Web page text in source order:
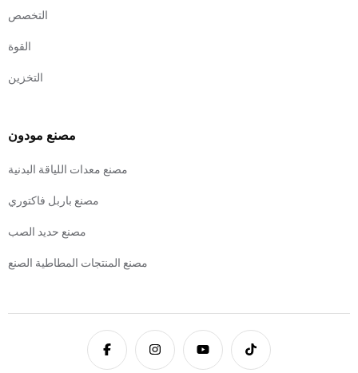
التخصص
القوة
التخزين
مصنع مودون
مصنع معدات اللياقة البدنية
مصنع باربل فاكتوري
مصنع حديد الصب
مصنع المنتجات المطاطية الصنع